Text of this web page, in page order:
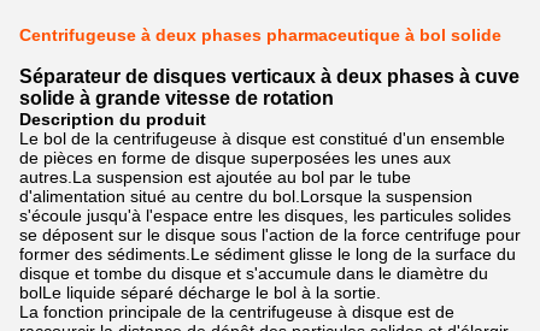
Centrifugeuse à deux phases pharmaceutique à bol solide
Séparateur de disques verticaux à deux phases à cuve
solide à grande vitesse de rotation
Description du produit
Le bol de la centrifugeuse à disque est constitué d'un ensemble
de pièces en forme de disque superposées les unes aux
autres.La suspension est ajoutée au bol par le tube
d'alimentation situé au centre du bol.Lorsque la suspension
s'écoule jusqu'à l'espace entre les disques, les particules solides
se déposent sur le disque sous l'action de la force centrifuge pour
former des sédiments.Le sédiment glisse le long de la surface du
disque et tombe du disque et s'accumule dans le diamètre du
bolLe liquide séparé décharge le bol à la sortie.
La fonction principale de la centrifugeuse à disque est de